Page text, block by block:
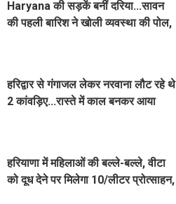
Haryana की सड़कें बनीं दरिया...सावन
की पहली बारिश ने खोली व्यवस्था की पोल,
हरिद्वार से गंगाजल लेकर नरवाना लौट रहे थे
2 कांवड़िए...रास्ते में काल बनकर आया
हरियाणा में महिलाओं की बल्ले-बल्ले, वीटा
को दूध देने पर मिलेगा 10/लीटर प्रोत्साहन,